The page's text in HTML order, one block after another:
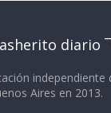
diario
Aires en 2013.